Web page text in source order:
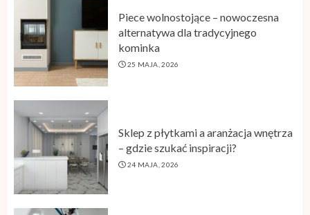
Piece wolnostojące – nowoczesna
alternatywa dla tradycyjnego
kominka
25 MAJA, 2026
Sklep z płytkami a aranżacja wnętrza
– gdzie szukać inspiracji?
24 MAJA, 2026